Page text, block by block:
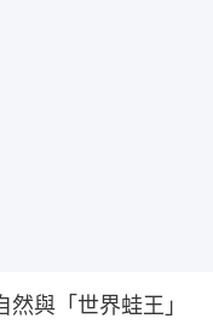
與「世界蛙王」